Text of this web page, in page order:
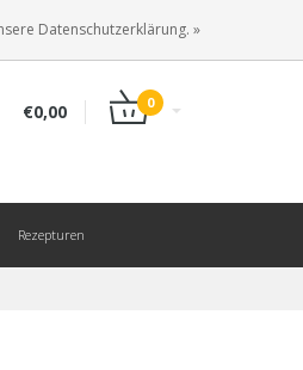
ANLEGEN
€0,00 0
Rezepturen
Datenschutzerklärung. »